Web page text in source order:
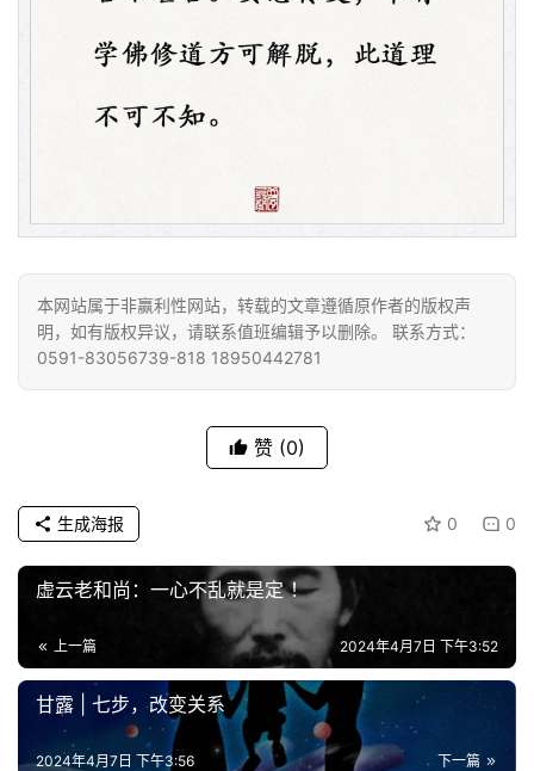
八
点
僧
音
谈
心
乐
题
本网站属于非赢利性网站，转载的文章遵循原作者的版权声
明，如有版权异议，请联系值班编辑予以删除。 联系方式：
0591-83056739-818 18950442781
赞 (0)
0 0
生成海报
虚云老和尚：一心不乱就是定 ！
上一篇 2024年4月7日 下午3:52
甘露 | 七步，改变关系
下一篇
2024年4月7日 下午3:56